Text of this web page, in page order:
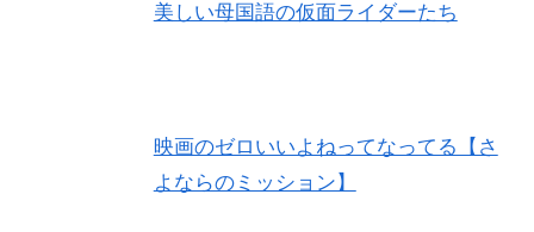
美しい母国語の仮面ライダーたち
映画のゼロいいよねってなってる【さ
よならのミッション】